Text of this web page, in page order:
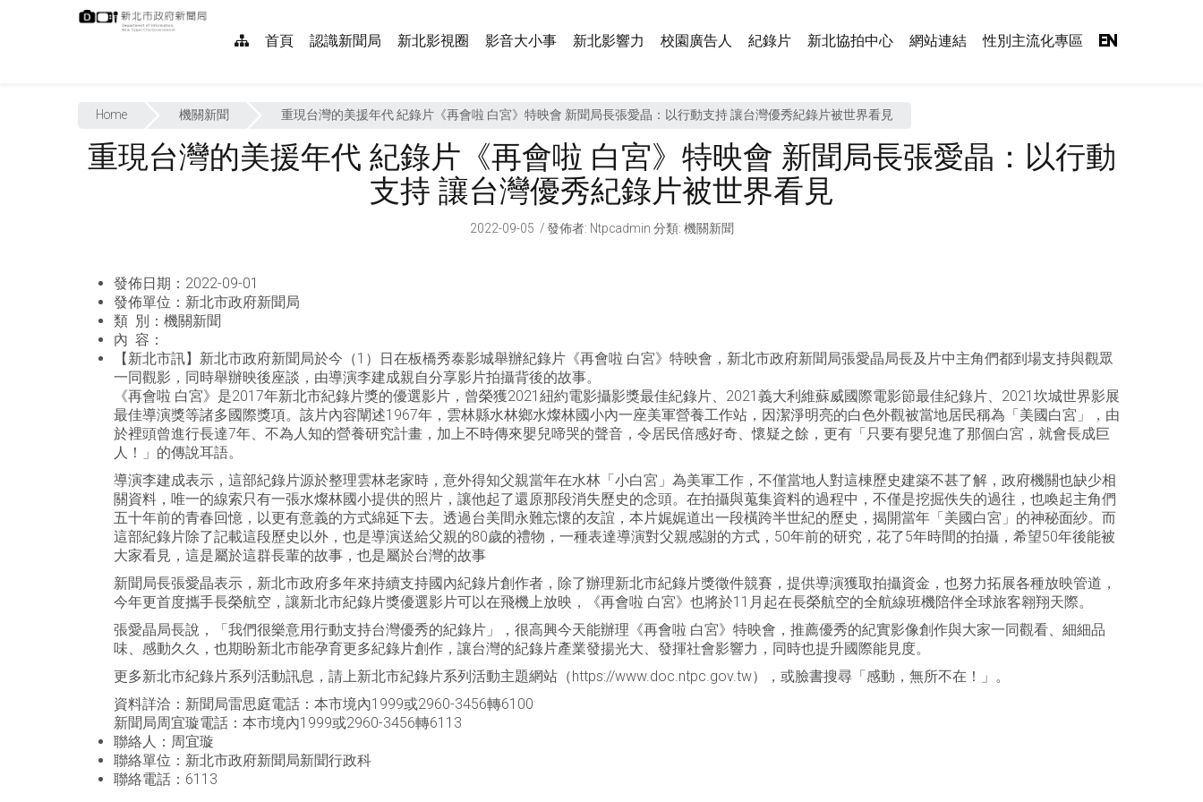
首頁 認識新聞局 新北影視圈 影音大小事 新北影響力 校園廣告人 紀錄片 新北協拍中心 網站連結 性別主流化專區 EN
Home 機關新聞 重現台灣的美援年代 紀錄片《再會啦 白宮》特映會 新聞局長張愛晶：以行動支持 讓台灣優秀紀錄片被世界看見
重現台灣的美援年代 紀錄片《再會啦 白宮》特映會 新聞局長張愛晶：以行動
支持 讓台灣優秀紀錄片被世界看見
2022-09-05 發佈者: Ntpcadmin 分類: 機關新聞
發佈日期： 2022-09-01
發佈單位： 新北市政府新聞局
類 別： 機關新聞
內 容：
【新北市訊】新北市政府新聞局於今（1）日在板橋秀泰影城舉辦紀錄片《再會啦 白宮》特映會，新北市政府新聞局張愛晶局長及片中主角們都到場支持與觀眾
一同觀影，同時舉辦映後座談，由導演李建成親自分享影片拍攝背後的故事。
《再會啦 白宮》是2017年新北市紀錄片獎的優選影片，曾榮獲2021紐約電影攝影獎最佳紀錄片、2021義大利維蘇威國際電影節最佳紀錄片、2021坎城世界影展
最佳導演獎等諸多國際獎項。該片內容闡述1967年，雲林縣水林鄉水燦林國小內一座美軍營養工作站，因潔淨明亮的白色外觀被當地居民稱為「美國白宮」，由
於裡頭曾進行長達7年、不為人知的營養研究計畫，加上不時傳來嬰兒啼哭的聲音，令居民倍感好奇、懷疑之餘，更有「只要有嬰兒進了那個白宮，就會長成巨
人！」的傳說耳語。
導演李建成表示，這部紀錄片源於整理雲林老家時，意外得知父親當年在水林「小白宮」為美軍工作，不僅當地人對這棟歷史建築不甚了解，政府機關也缺少相
關資料，唯一的線索只有一張水燦林國小提供的照片，讓他起了還原那段消失歷史的念頭。在拍攝與蒐集資料的過程中，不僅是挖掘佚失的過往，也喚起主角們
五十年前的青春回憶，以更有意義的方式綿延下去。透過台美間永難忘懷的友誼，本片娓娓道出一段橫跨半世紀的歷史，揭開當年「美國白宮」的神秘面紗。而
這部紀錄片除了記載這段歷史以外，也是導演送給父親的80歲的禮物，一種表達導演對父親感謝的方式，50年前的研究，花了5年時間的拍攝，希望50年後能被
大家看見，這是屬於這群長輩的故事，也是屬於台灣的故事
新聞局長張愛晶表示，新北市政府多年來持續支持國內紀錄片創作者，除了辦理新北市紀錄片獎徵件競賽，提供導演獲取拍攝資金，也努力拓展各種放映管道，
今年更首度攜手長榮航空，讓新北市紀錄片獎優選影片可以在飛機上放映，《再會啦 白宮》也將於11月起在長榮航空的全航線班機陪伴全球旅客翱翔天際。
張愛晶局長說，「我們很樂意用行動支持台灣優秀的紀錄片」，很高興今天能辦理《再會啦 白宮》特映會，推薦優秀的紀實影像創作與大家一同觀看、細細品
味、感動久久，也期盼新北市能孕育更多紀錄片創作，讓台灣的紀錄片產業發揚光大、發揮社會影響力，同時也提升國際能見度。
更多新北市紀錄片系列活動訊息，請上新北市紀錄片系列活動主題網站（https://www.doc.ntpc.gov.tw），或臉書搜尋「感動，無所不在！」。
資料詳洽：新聞局雷思庭電話：本市境內1999或2960-3456轉6100
新聞局周宜璇電話：本市境內1999或2960-3456轉6113
聯絡人： 周宜璇
聯絡單位： 新北市政府新聞局新聞行政科
聯絡電話： 6113